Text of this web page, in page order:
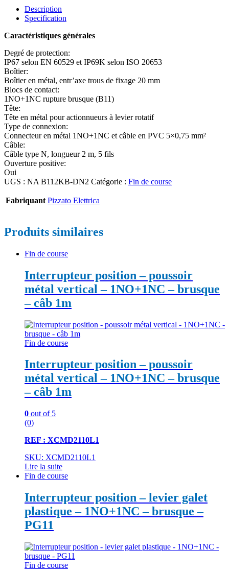
Description
Specification
Caractéristiques générales
Degré de protection:
IP67 selon EN 60529 et IP69K selon ISO 20653
Boîtier:
Boîtier en métal, entr’axe trous de fixage 20 mm
Blocs de contact:
1NO+1NC rupture brusque (B11)
Tête:
Tête en métal pour actionnueurs à levier rotatif
Type de connexion:
Connecteur en métal 1NO+1NC et câble en PVC 5×0,75 mm²
Câble:
Câble type N, longueur 2 m, 5 fils
Ouverture positive:
Oui
UGS : NA B112KB-DN2 Catégorie : Fin de course
Fabriquant Pizzato Elettrica
Produits similaires
Fin de course
Interrupteur position – poussoir
métal vertical – 1NO+1NC – brusque
– câb 1m
Fin de course
Interrupteur position – poussoir
métal vertical – 1NO+1NC – brusque
– câb 1m
0 out of 5
(0)
REF : XCMD2110L1
SKU: XCMD2110L1
Lire la suite
Fin de course
Interrupteur position – levier galet
plastique – 1NO+1NC – brusque –
PG11
Fin de course